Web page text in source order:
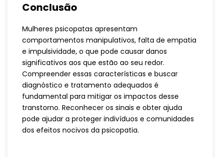
Conclusão
Mulheres psicopatas apresentam
comportamentos manipulativos, falta de empatia
e impulsividade, o que pode causar danos
significativos aos que estão ao seu redor.
Compreender essas características e buscar
diagnóstico e tratamento adequados é
fundamental para mitigar os impactos desse
transtorno. Reconhecer os sinais e obter ajuda
pode ajudar a proteger indivíduos e comunidades
dos efeitos nocivos da psicopatia.